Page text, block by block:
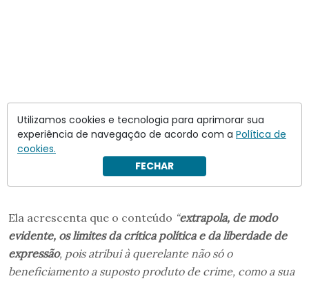
Ela acrescenta que o conteúdo “extrapola, de modo
evidente, os limites da crítica política e da liberdade de
expressão, pois atribui à querelante não só o
beneficiamento a suposto produto de crime, como a sua
Utilizamos cookies e tecnologia para aprimorar sua
experiência de navegação de acordo com a Política de
cookies.
FECHAR